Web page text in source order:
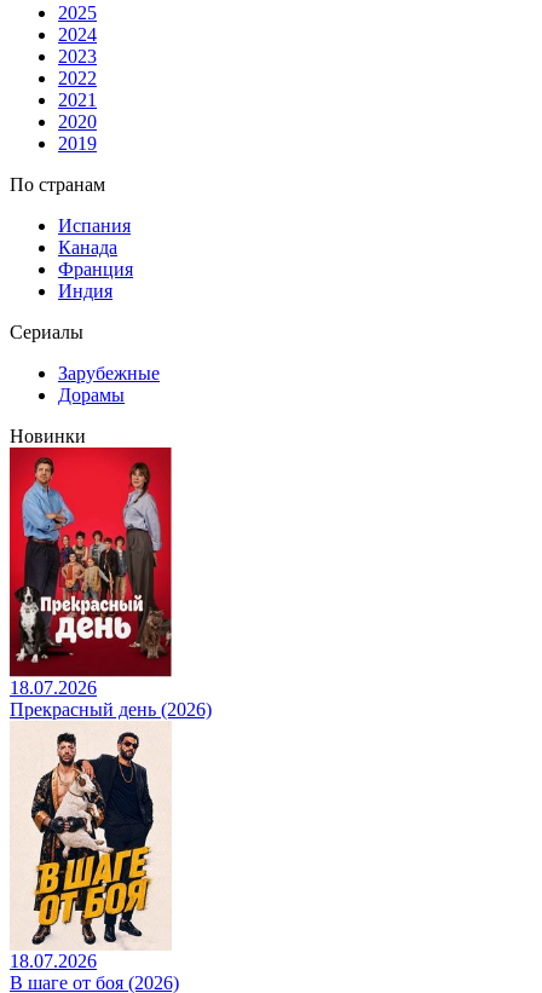
2025
2024
2023
2022
2021
2020
2019
По странам
Испания
Канада
Франция
Индия
Сериалы
Зарубежные
Дорамы
Новинки
18.07.2026
Прекрасный день (2026)
18.07.2026
В шаге от боя (2026)